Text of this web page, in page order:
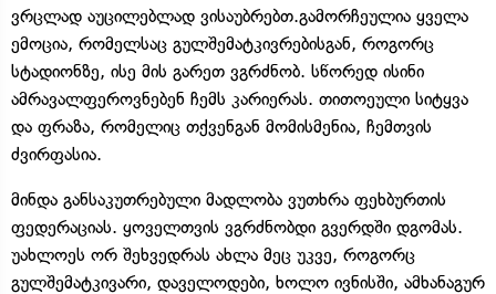
ვრცლად აუცილებლად ვისაუბრებთ.გამორჩეულია ყველა
ემოცია, რომელსაც გულშემატკივრებისგან, როგორც
სტადიონზე, ისე მის გარეთ ვგრძნობ. სწორედ ისინი
ამრავალფეროვნებენ ჩემს კარიერას. თითოეული სიტყვა
და ფრაზა, რომელიც თქვენგან მომისმენია, ჩემთვის
ძვირფასია.
მინდა განსაკუთრებული მადლობა ვუთხრა ფეხბურთის
ფედერაციას. ყოველთვის ვგრძნობდი გვერდში დგომას.
უახლოეს ორ შეხვედრას ახლა მეც უკვე, როგორც
გულშემატკივარი, დაველოდები, ხოლო ივნისში, ამხანაგურ